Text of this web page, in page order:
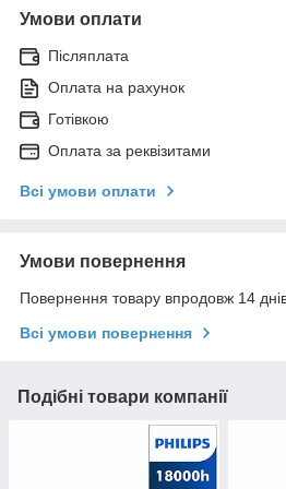
Умови оплати
Післяплата
Оплата на рахунок
Готівкою
Оплата за реквізитами
Всі умови оплати
Умови повернення
Повернення товару впродовж 14
Всі умови повернення
Подібні товари компанії